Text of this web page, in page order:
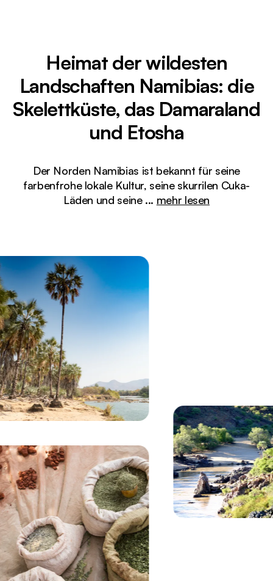
Heimat der wildesten
Landschaften Namibias: die
Skelettküste, das Damaraland
und Etosha
Der Norden Namibias ist bekannt für seine
farbenfrohe lokale Kultur, seine skurrilen Cuka-
Läden und seine ... mehr lesen